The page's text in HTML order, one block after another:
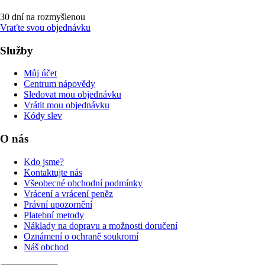
30 dní na rozmyšlenou
Vraťte svou objednávku
Služby
Můj účet
Centrum nápovědy
Sledovat mou objednávku
Vrátit mou objednávku
Kódy slev
O nás
Kdo jsme?
Kontaktujte nás
Všeobecné obchodní podmínky
Vrácení a vrácení peněz
Právní upozornění
Platební metody
Náklady na dopravu a možnosti doručení
Oznámení o ochraně soukromí
Náš obchod